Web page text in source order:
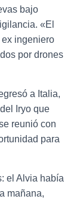
bajo
«El
ingeniero
por drones
a Italia,
Iryo que
reunió con
para
el Alvia había
mañana,